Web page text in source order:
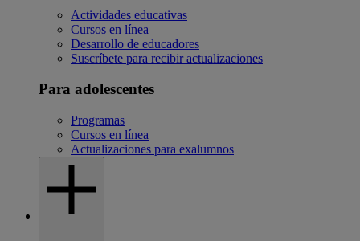
Actividades educativas
Cursos en línea
Desarrollo de educadores
Suscríbete para recibir actualizaciones
Para adolescentes
Programas
Cursos en línea
Actualizaciones para exalumnos